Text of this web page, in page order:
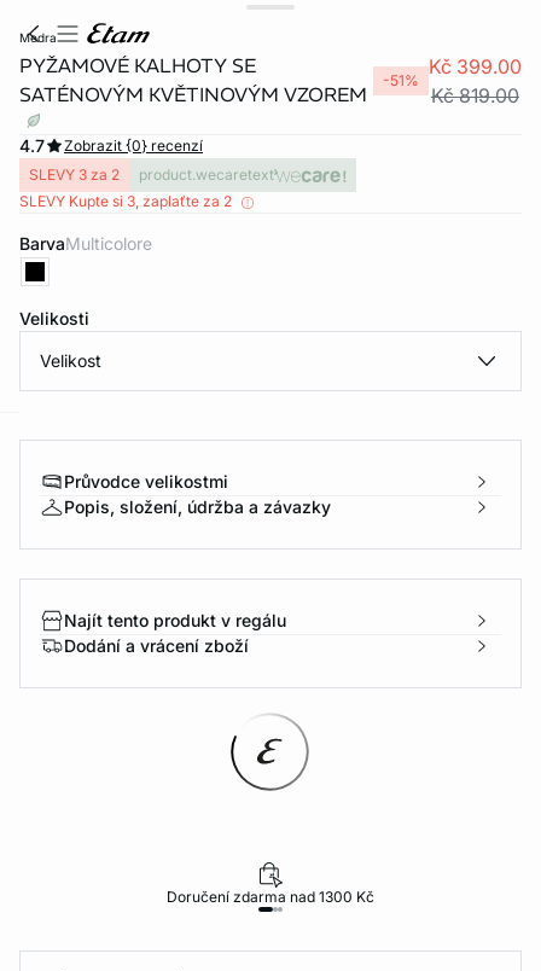
medra
PYŽAMOVÉ KALHOTY SE
SATÉNOVÝM KVĚTINOVÝM VZOREM
-51%
Kč 399.00
Kč 819.00
4.7
Zobrazit {0} recenzí
SLEVY 3 za 2
product.wecaretext
SLEVY Kupte si 3, zaplaťte za 2
Barva multicolore
Velikosti
Velikost
Průvodce velikostmi
Popis, složení, údržba a závazky
Najít tento produkt v regálu
Dodání a vrácení zboží
Doručení zdarma nad 1300 Kč